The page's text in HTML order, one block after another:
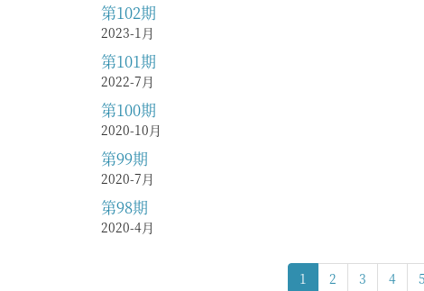
第102期
2023-1月
第101期
2022-7月
第100期
2020-10月
第99期
2020-7月
第98期
2020-4月
1 2 3 4 5